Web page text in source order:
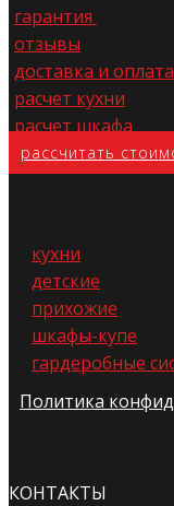
гарантия
отзывы
доставка и оплата
расчет кухни
расчет шкафа
расс​читать
кухни
детские
прихожие
шкафы-купе
гардеробные
Политика
КОНТАКТЫ